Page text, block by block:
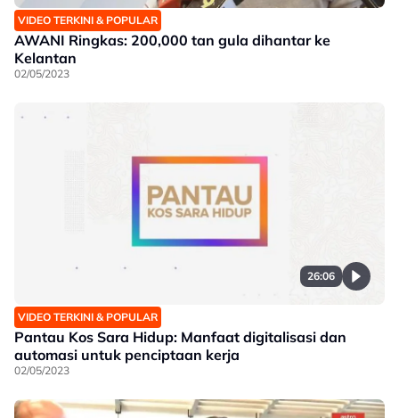
VIDEO TERKINI & POPULAR
AWANI Ringkas: 200,000 tan gula dihantar ke
Kelantan
02/05/2023
26:06
VIDEO TERKINI & POPULAR
Pantau Kos Sara Hidup: Manfaat digitalisasi dan
automasi untuk penciptaan kerja
02/05/2023